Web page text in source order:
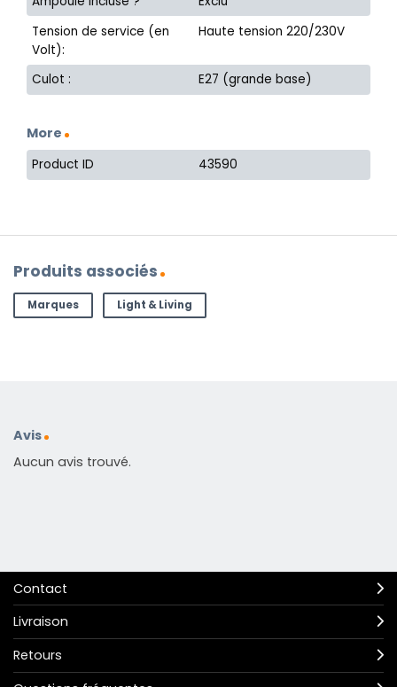
Tension de service (en
Volt):
Haute tension 220/230V
Culot : E27 (grande base)
More
Product ID 43590
Produits associés
Marques Light & Living
Avis
Aucun avis trouvé.
Contact
Livraison
Retours